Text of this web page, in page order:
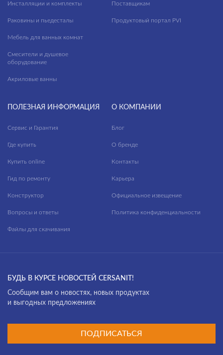
Инсталляции и комплекты
Раковины и пьедесталы
Мебель для ванных комнат
Смесители и душевое
оборудование
Акриловые ванны
Поставщикам
Продуктовый портал PVI
ПОЛЕЗНАЯ ИНФОРМАЦИЯ
Сервис и Гарантия
Где купить
Купить online
Гид по ремонту
Конструктор
Вопросы и ответы
Файлы для скачивания
О КОМПАНИИ
Блог
О бренде
Контакты
Карьера
Официальное извещение
Политика конфиденциальности
БУДЬ В КУРСЕ НОВОСТЕЙ CERSANIT!
Cообщим вам о новостях, новых продуктах
и выгодных предложениях
ПОДПИСАТЬСЯ